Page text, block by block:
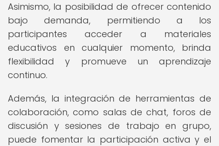
Asimismo, la posibilidad de ofrecer contenido
bajo demanda, permitiendo a los
participantes acceder a materiales
educativos en cualquier momento, brinda
flexibilidad y promueve un aprendizaje
continuo.
Además, la integración de herramientas de
colaboración, como salas de chat, foros de
discusión y sesiones de trabajo en grupo,
puede fomentar la participación activa y el